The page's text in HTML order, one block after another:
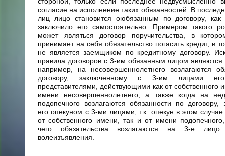
согласие на исполнение таких обязанностей. В
лиц лицо становится оюбязанным по договору,
заключило его самостоятельно. Примером такого
может являться договор поручительства, в
принимает на себя обязательство погасить кредит, в
не является заемщиком по кредитному договору.
правила договоров с 3-им обязанным лицом являются
например, на несовершеннолетнего возлагаются
договору, заключенному с 3-им лицами
представителями, действующими как от собственного
имени несовершеннолетнего, а также когда на
подопечного возлагаются обязанности по договору,
его опекуном с 3-ми лицами, т.к. опекун в этом случае
от собственного имени, так и от имени подопечного,
чего обязательства возлагаются на 3-е
волеизъявления.